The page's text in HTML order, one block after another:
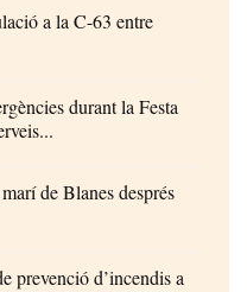
a la C-63 entre
durant la Festa
de Blanes després
prevenció d’incendis a